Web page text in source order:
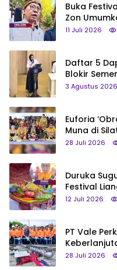
Buka
Zon
Status Jadi
11 Juli 2026
Daftar 5
Blokir
3 Agustus 2026
Euforia
Muna di
Saya Bukan
28 Juli 2026
Duruka
Festival
hingga
12 Juli 2026
PT Vale
28 Juli 2026